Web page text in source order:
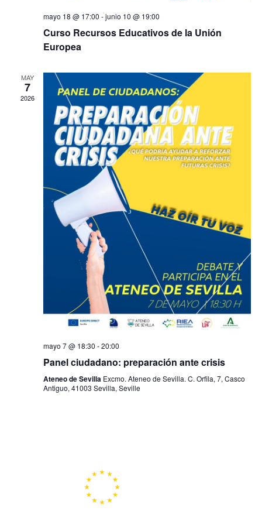
mayo 18 @ 17:00 -junio 10 @ 19:00
Curso Recursos Educativos de la Unión
Europea
MAY
7
2026
mayo 7 @ 18:30 -20:00
Panel ciudadano: preparación ante crisis
Ateneo de Sevilla Excmo. Ateneo de Sevilla. C. Orfila, 7, Casco
Antiguo, 41003 Sevilla, Seville